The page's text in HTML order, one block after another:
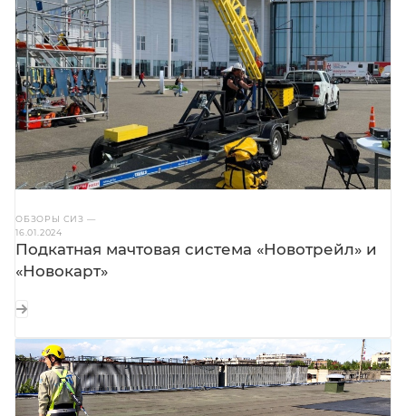
ОБЗОРЫ СИЗ —
16.01.2024
Подкатная мачтовая система «Новотрейл» и
«Новокарт»